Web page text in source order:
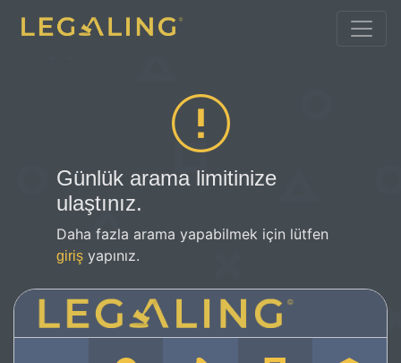
Günlük arama limitinize
ulaştınız.
Daha fazla arama yapabilmek için lütfen
giriş yapınız.